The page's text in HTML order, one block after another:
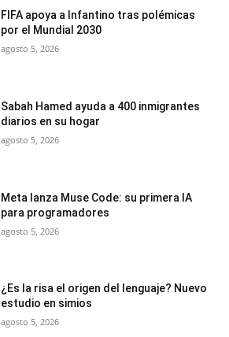
FIFA apoya a Infantino tras polémicas
por el Mundial 2030
agosto 5, 2026
Sabah Hamed ayuda a 400 inmigrantes
diarios en su hogar
agosto 5, 2026
Meta lanza Muse Code: su primera IA
para programadores
agosto 5, 2026
¿Es la risa el origen del lenguaje? Nuevo
estudio en simios
agosto 5, 2026